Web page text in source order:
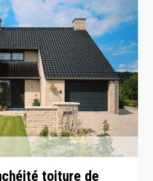
toiture de